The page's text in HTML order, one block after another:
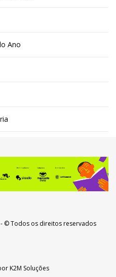
Ano
- © Todos os direitos reservados
K2M Soluções